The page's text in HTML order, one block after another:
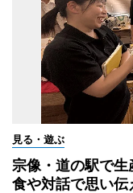
見る・遊ぶ
宗像・道の駅で
食や対話で思い伝